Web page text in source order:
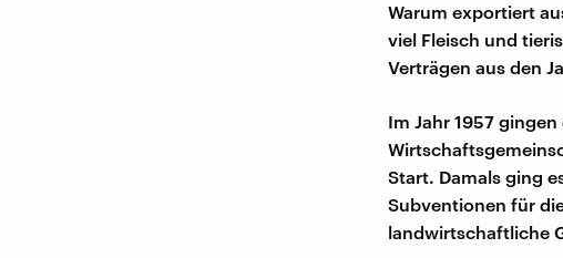
Warum exportiert
viel Fleisch und
Verträgen aus den
Im Jahr 1957
Start. Damals ging
Subventionen für
landwirtschaftliche